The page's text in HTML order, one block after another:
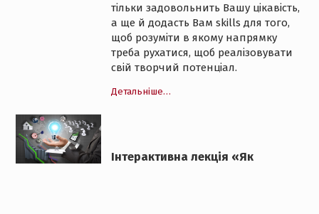
тільки задовольнить Вашу цікавість,
а ще й додасть Вам skills для того,
щоб розуміти в якому напрямку
треба рухатися, щоб реалізовувати
свій творчий потенціал.
Детальніше…
Інтерактивна лекція «Як